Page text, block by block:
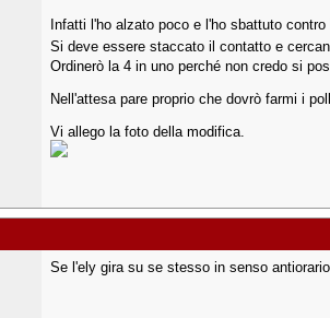
Infatti l'ho alzato poco e l'ho sbattuto
Si deve essere staccato il contatto e
Ordinerò la 4 in uno perché non credo si
Nell'attesa pare proprio che dovrò farmi i
Vi allego la foto della modifica.
Se l'ely gira su se stesso in senso